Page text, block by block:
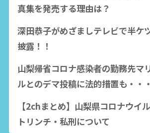
真集を発売する理由は？
深田恭子がめざましテレビで半ケ
披露！！
山梨帰省コロナ感染者の勤務先マ
ルとのデマ投稿に法的措置も・・・
【2chまとめ】山梨県コロナウイ
トリンチ・私刑について